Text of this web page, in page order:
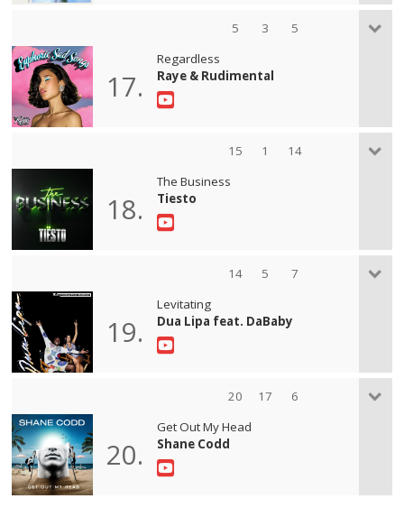
5 3 5
17.
Regardless
Raye & Rudimental
15 1 14
18.
The Business
Tiesto
14 5 7
19.
Levitating
Dua Lipa feat. DaBaby
20 17 6
20.
Get Out My Head
Shane Codd